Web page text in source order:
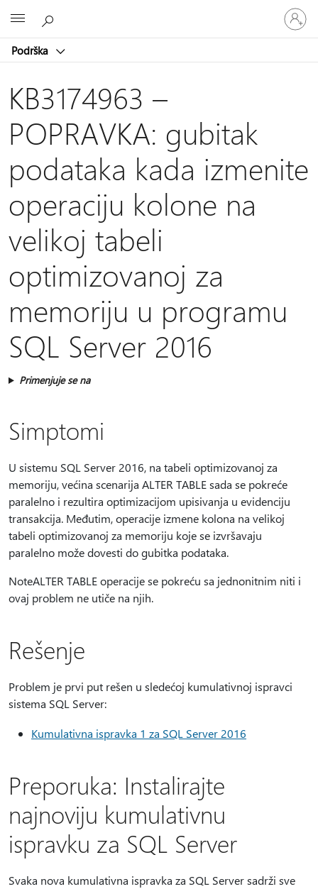
Podrška
Prijavite
se
na
KB3174963 –
POPRAVKA: gubitak
podataka kada izmenite
operaciju kolone na
velikoj tabeli
optimizovanoj za
memoriju u programu
SQL Server 2016
Primenjuje se na
Simptomi
U sistemu SQL Server 2016, na tabeli optimizovanoj za
memoriju, većina scenarija ALTER TABLE sada se pokreće
paralelno i rezultira optimizacijom upisivanja u evidenciju
transakcija. Međutim, operacije izmene kolona na velikoj
tabeli optimizovanoj za memoriju koje se izvršavaju
paralelno može dovesti do gubitka podataka.
NoteALTER TABLE operacije se pokreću sa jednonitnim niti i
ovaj problem ne utiče na njih.
Rešenje
Problem je prvi put rešen u sledećoj kumulativnoj ispravci
sistema SQL Server:
Kumulativna ispravka 1 za SQL Server 2016
Preporuka: Instalirajte
najnoviju kumulativnu
ispravku za SQL Server
Svaka nova kumulativna ispravka za SQL Server sadrži sve